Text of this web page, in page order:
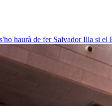
haurà de fer Salvador Illa si el